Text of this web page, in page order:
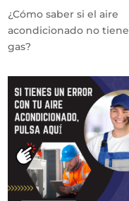
¿Cómo saber si el aire
acondicionado no tiene
gas?